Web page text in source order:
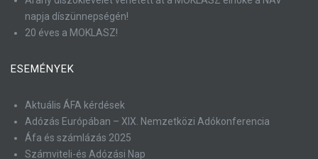
napja díszünnepségén!
20 éves a MOKLASZ!
ESEMÉNYEK
Aktuális ÁFA kérdések
Adózás Európában – XIX. Nemzetközi Adókonferencia
Áfa és számlázás 2025
Számviteli-és Adózási Nap